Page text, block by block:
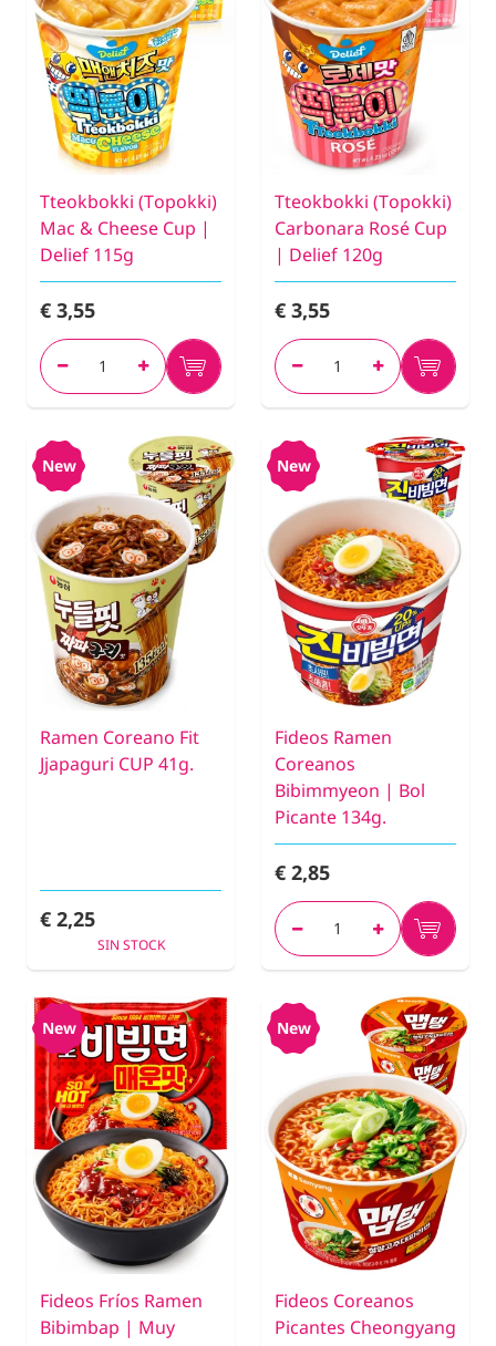
Tteokbokki (Topokki)
Mac & Cheese Cup |
Delief 115g
€ 3,55
Tteokbokki (Topokki)
Carbonara Rosé Cup
| Delief 120g
€ 3,55
New
Ramen Coreano Fit
Jjapaguri CUP 41g.
€ 2,25
SIN STOCK
New
Fideos Ramen
Coreanos
Bibimmyeon | Bol
Picante 134g.
€ 2,85
New
Fideos Fríos Ramen
Bibimbap | Muy
New
Fideos Coreanos
Picantes Cheongyang